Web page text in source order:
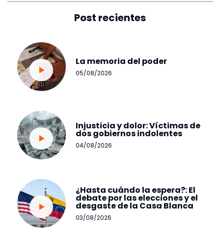
Post recientes
La memoria del poder
05/08/2026
Injusticia y dolor: Víctimas de
dos gobiernos indolentes
04/08/2026
¿Hasta cuándo la espera?: El
debate por las elecciones y el
desgaste de la Casa Blanca
03/08/2026